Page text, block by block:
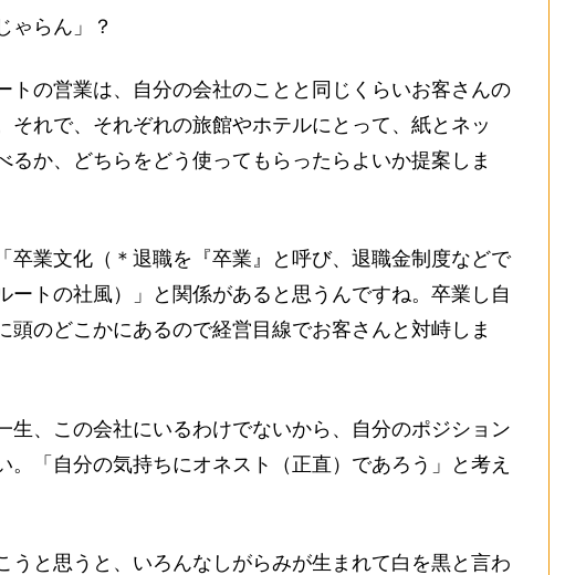
らん」？
トの営業は、自分の会社のことと同じくらいお客さんの
それで、それぞれの旅館やホテルにとって、紙とネッ
るか、どちらをどう使ってもらったらよいか提案しま
業文化（＊退職を『卒業』と呼び、退職金制度などで
ートの社風）」と関係があると思うんですね。卒業し自
頭のどこかにあるので経営目線でお客さんと対峙しま
、この会社にいるわけでないから、自分のポジション
。「自分の気持ちにオネスト（正直）であろう」と考え
と思うと、いろんなしがらみが生まれて白を黒と言わ